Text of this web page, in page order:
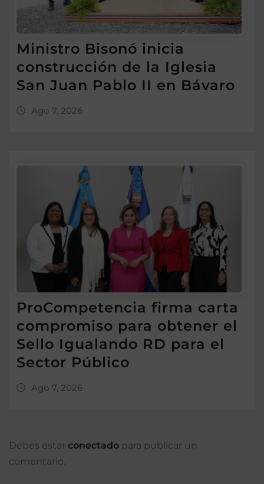
Ministro Bisonó inicia
construcción de la Iglesia
San Juan Pablo II en Bávaro
Ago 7, 2026
ProCompetencia firma carta
compromiso para obtener el
Sello Igualando RD para el
Sector Público
Ago 7, 2026
Debes estar conectado para publicar un
comentario.